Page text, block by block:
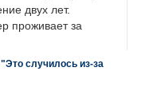
двух лет.
проживает за
случилось из-за